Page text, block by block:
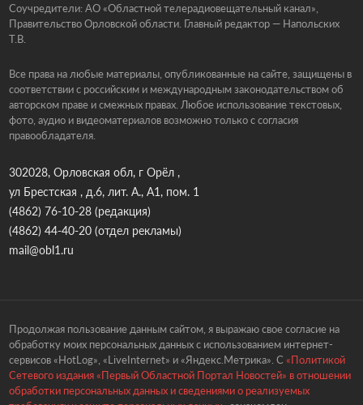
Соучредители: АО «Областной телерадиовещательный канал»,
Правительство Орловской области. Главный редактор — Напольских
Т.В.
Все права на любые материалы, опубликованные на сайте, защищены в
соответствии с российским и международным законодательством об
авторском праве и смежных правах. Любое использование текстовых,
фото, аудио и видеоматериалов возможно только с согласия
правообладателя.
302028, Орловская обл, г Орёл ,
ул Брестская , д.6, лит. А., А1, пом. 1
(4862) 76-10-28(редакция)
(4862) 44-40-20(отдел рекламы)
mail@obl1.ru
Продолжая пользование данным сайтом, я выражаю свое согласие на
обработку моих персональных данных с использованием интернет-
сервисов «HotLog», «LiveInternet» и «Яндекс.Метрика». С «Политикой
Сетевого издания «Первый Областной Портал Новостей» в отношении
обработки персональных данных и сведениями о реализуемых